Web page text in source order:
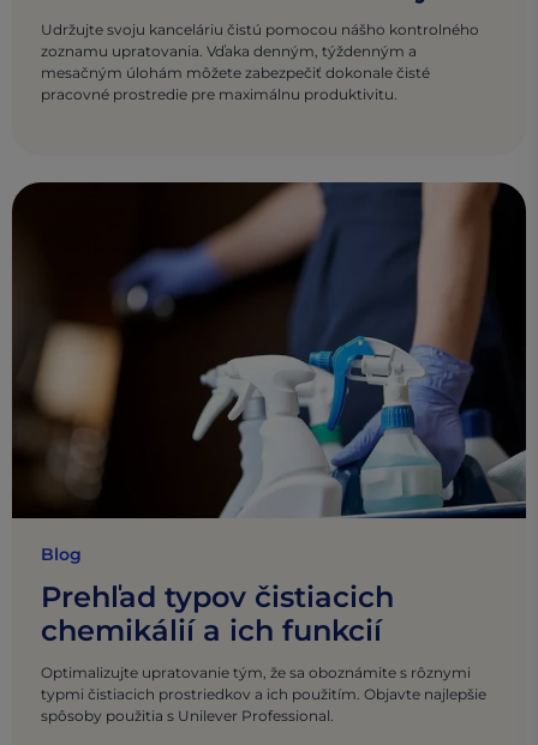
Udržujte svoju kanceláriu čistú pomocou nášho kontrolného
zoznamu upratovania. Vďaka denným, týždenným a
mesačným úlohám môžete zabezpečiť dokonale čisté
pracovné prostredie pre maximálnu produktivitu.
Blog
Prehľad typov čistiacich
chemikálií a ich funkcií
Optimalizujte upratovanie tým, že sa oboznámite s rôznymi
typmi čistiacich prostriedkov a ich použitím. Objavte najlepšie
spôsoby použitia s Unilever Professional.